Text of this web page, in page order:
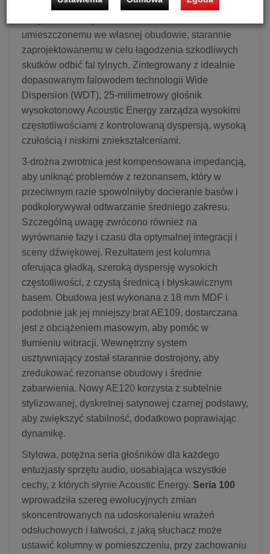
wypełniania pomieszczenia dźwiękiem dzięki
umieszczonemu we własnej obudowie, starannie
zaprojektowanemu w celu łagodzenia szkodliwych
skutków odbić fal tylnych. Zintegrowany z idealnie
dopasowanym falowodem technologii Wide
Dispersion (WDT), 25-milimetrowy głośnik
wysokotonowy Acoustic Energy zarządza wysokimi
częstotliwościami z kontrolowaną dyspersją, wysoką
czułością i niskimi zniekształceniami.
3-drożna zwrotnica jest kompensowana impedancją,
aby uniknąć problemów z rezonansem, który w
przeciwnym razie spowolniłyby docieranie basów i
podkolorywywał odtwarzanie średniego zakresu.
Szczególną uwagę zwrócono również na
wyrównanie fazy i czasu dla optymalnej integracji i
sceny dźwiękowej. Rezultatem jest kolumna
oferująca gładką, szeroką dyspersję wysokich
częstotliwości, z czystą średnicą i błyskawicznym
basem. Obudowa jest wykonana z 18 mm MDF i
podobnie jak jej mniejszy brat AE109, dostarczana
jest z obciążeniem masowym, aby pomóc w
tłumieniu wibracji. Wewnętrzny system
usztywniający został starannie dostrojony, aby
zredukować rezonanse obudowy i średnie
zabarwienia. Nowy AE120 korzysta z subtelnie
stylizowanej, dyskretnej satynowej czarnej podstawy,
aby zwiększyć stabilność, dodatkowo poprawiając
dynamikę.
Stylowa, potężna seria głośników dla każdego
entuzjasty sprzętu audio, uosabiająca wszystkie
cechy, z których słynie Acoustic Energy. Seria 100
wprowadziła szereg ewolucyjnych zmian
skoncentrowanych na udoskonaleniu wrażeń
odsłuchowych i łatwości, z jaką słuchacz może
ustawić kolumny w pomieszczeniu, przy zachowaniu